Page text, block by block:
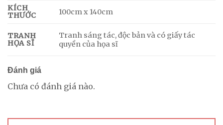
KÍCH
THƯỚC
100cm x 140cm
TRANH
HỌA SĨ
Tranh sáng tác, độc bản và có giấy tác
quyền của họa sĩ
Đánh giá
Chưa có đánh giá nào.